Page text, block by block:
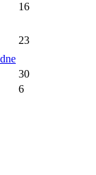
16
23
30
6